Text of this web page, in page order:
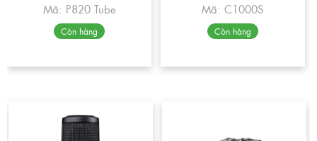
Mã: P820 Tube
Còn hàng
Mã: C1000S
Còn hàng